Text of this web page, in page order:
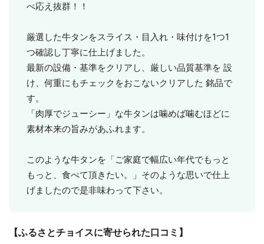
べ応え抜群！！
厳選した牛タンをスライス・目入れ・味付けを1つ1
つ確認し丁寧に仕上げました。
最新の設備・基準をクリアし、厳しい品質基準を 設
け、何重にもチェックをおこないクリアした 銘品で
す。
「肉厚でジューシー」な牛タンは噛めば噛むほどに
素材本来の旨みがあふれます。
このような牛タンを「ご家庭で幅広い年代でもっと
もっと、食べて頂きたい。」そのような思いで仕上
げましたので是非味わって下さい。
【ふるさとチョイスに寄せられた口コミ】